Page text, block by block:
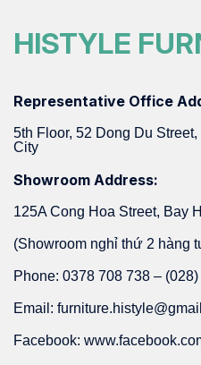
HISTYLE
Representative Office
5th Floor, 52 Dong Du
City
Showroom Address:
125A Cong Hoa Street, Bay
(Showroom nghỉ thứ 2 hàng
Phone: 0378 708 738 –
Email:
Facebook: